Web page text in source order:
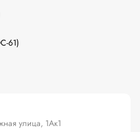
улица, 1Ак1